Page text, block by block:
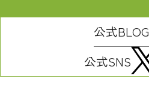
公式BLOG
公式SNS